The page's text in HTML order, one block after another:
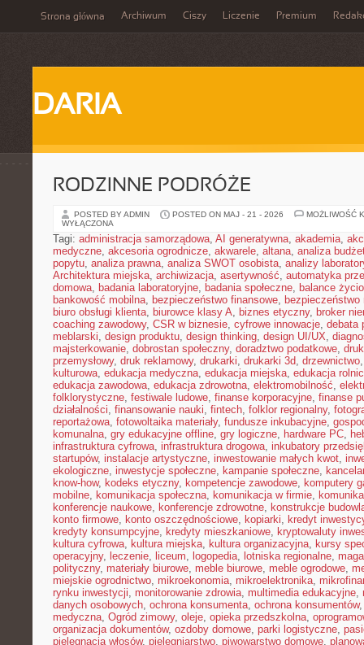
Strona główna Archiwum Ciszy Liczenie Premium
DARIA
RODZINNE PODRÓŻE
POSTED BY ADMIN POSTED ON MAJ - 21 - 2026
MOŻLIWOŚĆ
WYŁĄCZONA
Tagi: administracja samorządowa, AI generatywna, akademia,
medyczne, akcesoria ogrodnicze, akwarele, altana, analiza
popytu, analiza prawna, analiza SWOT osobista, analizy
Architektura miejska, archiwizacja, asertywność, automatyka
domowa, badania laboratoryjne, badania społeczne, balance
bankowość mobilna, bezpieczeństwo finansowe, bezpieczeństwo
biuro obsługi klienta, biurowce klasy A, biznes etyczny, broker
coaching zawodowy, CSR w biznesie, cyfrowe innowacje, debata
meblarski, design produktu, design thinking, design UI/UX,
majsterkowanie, dobrostan społeczny, doradztwo podatkowe,
przemysłowy, druk reklamowy, drukarki, drukarki 3d, drzewnictwo
kulturowa, edukacja medyczna, edukacja miejska, edukacja
edukacja zawodowa, edukacja zdrowotna, elektromobilność,
folklorystyczne, festiwale ludowe, finanse korporacyjne, finanse
działalności, finansowanie nauki, fintech, folklor regionalny,
reportażowa, fotowoltaika materiały, fundusze inkubacyjne,
komunalna, gry edukacyjne offline, gry logiczne, hardware PC,
infrastruktura cyfrowa, infrastruktura drogowa, inkubatory
startupów, instalacje artystyczne, inwestowanie małych kwot,
ekologiczne, inwestycje społeczne, kampanie społeczne,
know-how, kodeks etyczny, kompetencje zawodowe, komputery
mobilne, komunikacja społeczna, komunikacja w firmie,
konferencje naukowe, konferencje zdrowotne, konstrukcje
konto firmowe, konto oszczędnościowe, kopiarki, kredyt
kredyty konsumpcyjne, kredyty mieszkaniowe, kryptowaluty
kultura cyfrowa, kultura miejska, kultura organizacyjna, kursy
operacyjny, leczenie, liceum, logopedia, lotniska regionalne,
polityczny, materiały biurowe, meble biurowe, meble ogrodowe,
miejskie ogrodnictwo, mikroekonomia, mikroelektronika,
rynku inwestycji, monitorowanie zdrowia, multimedia edukacyjne,
danych osobowych, ochrona konsumenta, ochrona konsumentów
medyczna, Ogród zimowy, oleje, opieka przedszkolna,
organizacja dokumentów, ozdoby domowe, parki logistyczne,
pielęgnacja włosów, pielęgniarstwo, piwowarstwo domowe,